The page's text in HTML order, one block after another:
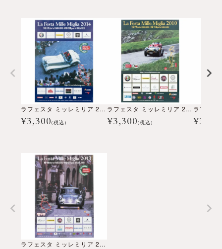
ラフェスタ ミッレミリア 2014 オフィシャルポスター 大
¥3,300(税込)
ラフェスタ ミッレミリア 2010 オフィシャルポスター 大
¥3,300(税込) ¥
ラフェスタ ミッレミリア 2013 オフィシャルポスター 大